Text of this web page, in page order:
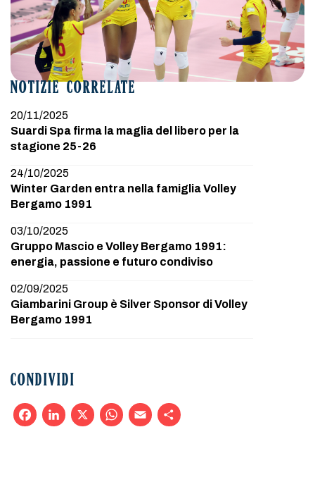
NOTIZIE CORRELATE
20/11/2025
Suardi Spa firma la maglia del libero per la
stagione 25-26
24/10/2025
Winter Garden entra nella famiglia Volley
Bergamo 1991
03/10/2025
Gruppo Mascio e Volley Bergamo 1991:
energia, passione e futuro condiviso
02/09/2025
Giambarini Group è Silver Sponsor di Volley
Bergamo 1991
CONDIVIDI